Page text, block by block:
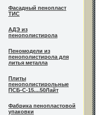
Фасадный пенопласт
ТИС
АДЭ из
пенополистирола
Пеномодели из
пенополистирола для
литья металла
Плиты
пенополистирольные
ПСБ-С-15....50Лайт
Фабрика пенопластовой
упаковки